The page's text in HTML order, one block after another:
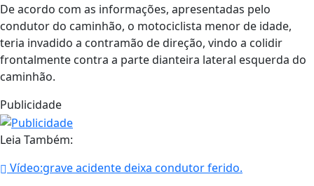
De acordo com as informações, apresentadas pelo
condutor do caminhão, o motociclista menor de idade,
teria invadido a contramão de direção, vindo a colidir
frontalmente contra a parte dianteira lateral esquerda do
caminhão.
Publicidade
Leia Também:
Vídeo:grave acidente deixa condutor ferido.